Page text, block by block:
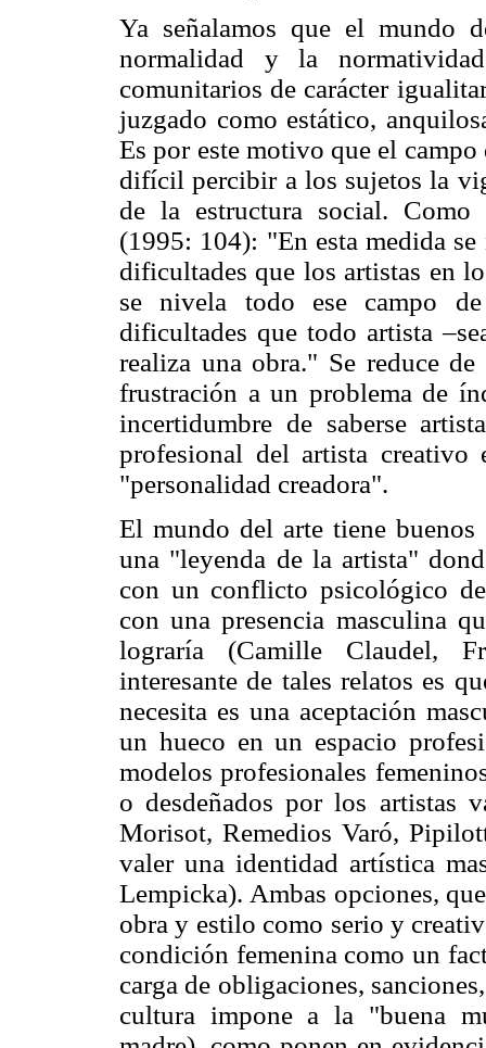
Ya señalamos que el mundo
normalidad y la
comunitarios de carácter
juzgado como estático,
Es por este motivo que el campo
difícil percibir a los sujetos la
de la estructura social. Como
(1995: 104): "En esta medida
dificultades que los artistas en
se nivela todo ese campo
dificultades que todo artista
realiza una obra." Se reduce
frustración a un problema de
incertidumbre de saberse
profesional del artista
"personalidad creadora".
El mundo del arte tiene
una "leyenda de la artista"
con un conflicto psicológico
con una presencia masculina
lograría (Camille Claudel,
interesante de tales relatos es
necesita es una aceptación
un hueco en un espacio
modelos profesionales
o desdeñados por los artistas
Morisot, Remedios Varó,
valer una identidad artística
Lempicka). Ambas opciones,
obra y estilo como serio y
condición femenina como un
carga de obligaciones,
cultura impone a la "buena